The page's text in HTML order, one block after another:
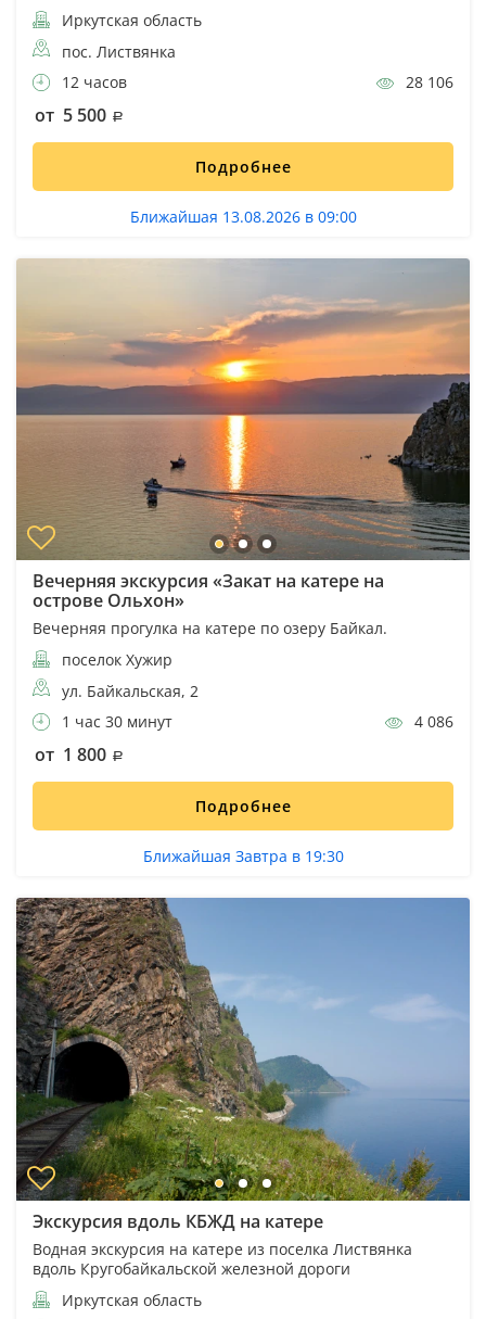
Иркутская область
пос. Листвянка
12 часов
28 106
от 5 500
Подробнее
Ближайшая 13.08.2026 в 09:00
Вечерняя экскурсия «Закат на катере на
острове Ольхон»
Вечерняя прогулка на катере по озеру Байкал.
поселок Хужир
ул. Байкальская, 2
1 час 30 минут
4 086
от 1 800
Подробнее
Ближайшая Завтра в 19:30
Экскурсия вдоль КБЖД на катере
Водная экскурсия на катере из поселка Листвянка
вдоль Кругобайкальской железной дороги
Иркутская область